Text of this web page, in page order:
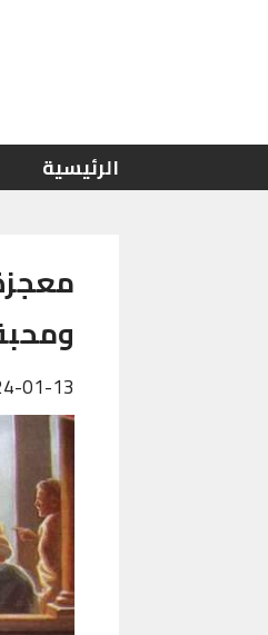
الرئيسية
01-13